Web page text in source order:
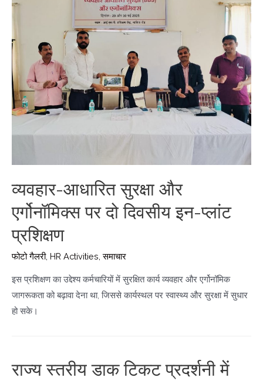
व्यवहार-आधारित सुरक्षा और
एर्गोनॉमिक्स पर दो दिवसीय इन-प्लांट
प्रशिक्षण
फोटो गैलरी, HR Activities ,समाचार
इस प्रशिक्षण का उद्देश्य कर्मचारियों में सुरक्षित कार्य व्यवहार और एर्गोनॉमिक
जागरूकता को बढ़ावा देना था, जिससे कार्यस्थल पर स्वास्थ्य और सुरक्षा में सुधार
हो सके।
राज्य स्तरीय डाक टिकट प्रदर्शनी में